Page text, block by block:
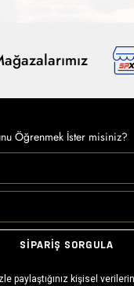
Öğrenmek İster misiniz?
SİPARİŞ SORGULA